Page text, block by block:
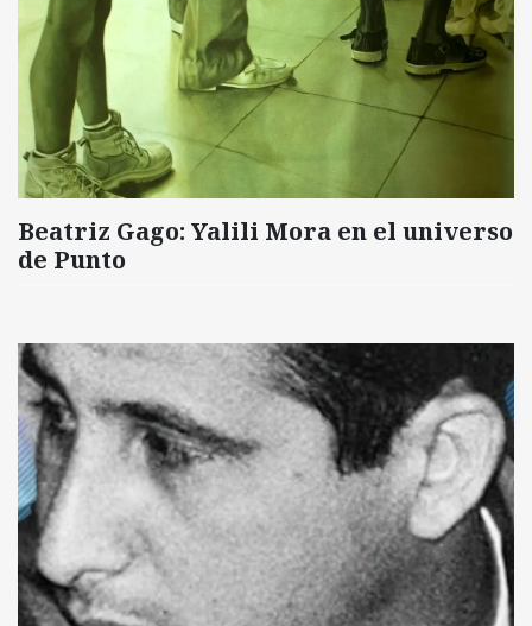
Beatriz Gago: Yalili Mora en el universo
de Punto